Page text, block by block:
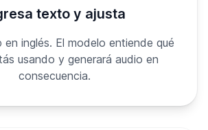
texto y ajusta
inglés. El modelo entiende qué
usando y generará audio en
consecuencia.